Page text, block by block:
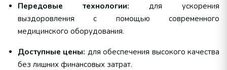
Передовые технологии: для ускорения
выздоровления с помощью современного
медицинского оборудования.
Доступные цены: для обеспечения высокого качества
без лишних финансовых затрат.